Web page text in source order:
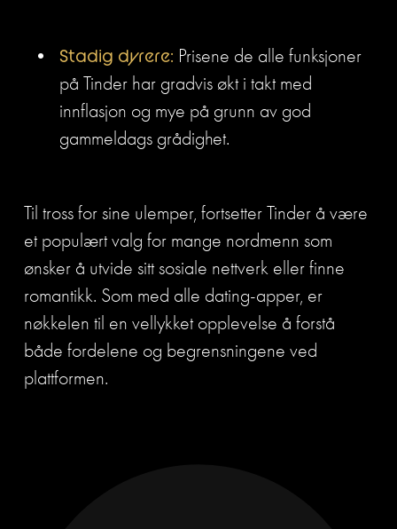
Stadig dyrere: Prisene de alle funksjoner
på Tinder har gradvis økt i takt med
innflasjon og mye på grunn av god
gammeldags grådighet.
Til tross for sine ulemper, fortsetter Tinder å være
et populært valg for mange nordmenn som
ønsker å utvide sitt sosiale nettverk eller finne
romantikk. Som med alle dating-apper, er
nøkkelen til en vellykket opplevelse å forstå
både fordelene og begrensningene ved
plattformen.